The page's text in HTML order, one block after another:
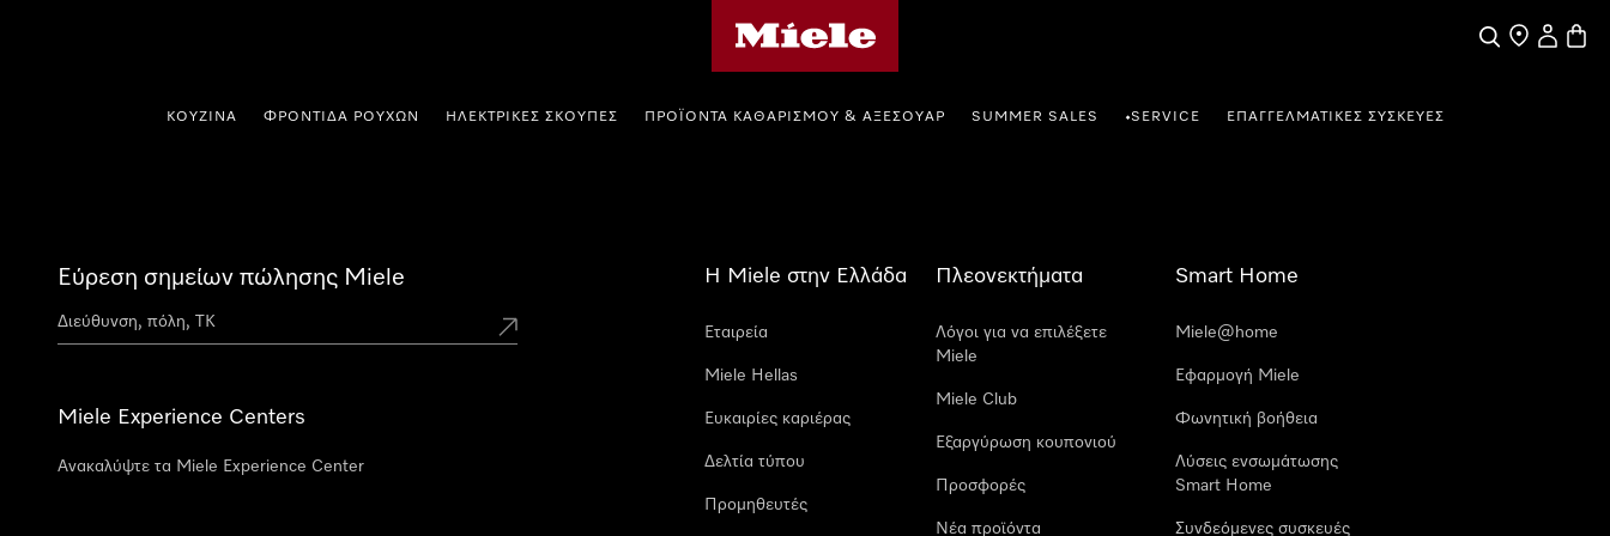
Αναζήτηση
Εύρεση
Ο
ΚΟΥΖΊΝΑ ΦΡΟΝΤΊΔΑ ΡΟΎΧΩΝ ΗΛΕΚΤΡΙΚΈΣ ΣΚΟΎΠΕΣ ΠΡΟΪΌΝΤΑ ΚΑΘΑΡΙΣΜΟΎ & ΑΞΕΣΟΥΆΡ SUMMER SALES •SERVICE ΕΠΑΓΓΕΛΜΑΤΙΚΈΣ ΣΥΣΚΕΥΈΣ
Εύρεση σημείων πώλησης Miele
Miele Experience Centers
Ανακαλύψτε τα Miele Experience Center
Η Miele στην Ελλάδα
Εταιρεία
Miele Hellas
Ευκαιρίες καριέρας
Δελτία τύπου
Προμηθευτές
Πλεονεκτήματα
Λόγοι για να επιλέξετε
Miele
Miele Club
Εξαργύρωση κουπονιού
Προσφορές
Νέα προϊόντα
Smart Home
Miele@home
Εφαρμογή Miele
Φωνητική βοήθεια
Λύσεις ενσωμάτωσης
Smart Home
Συνδεόμενες συσκευές